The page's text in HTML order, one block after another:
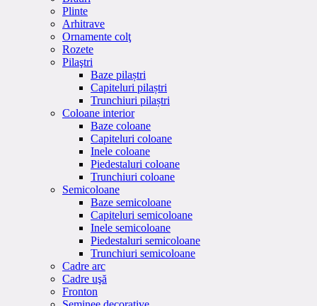
Plinte
Arhitrave
Ornamente colţ
Rozete
Pilaştri
Baze pilaștri
Capiteluri pilaștri
Trunchiuri pilaștri
Coloane interior
Baze coloane
Capiteluri coloane
Inele coloane
Piedestaluri coloane
Trunchiuri coloane
Semicoloane
Baze semicoloane
Capiteluri semicoloane
Inele semicoloane
Piedestaluri semicoloane
Trunchiuri semicoloane
Cadre arc
Cadre uşă
Fronton